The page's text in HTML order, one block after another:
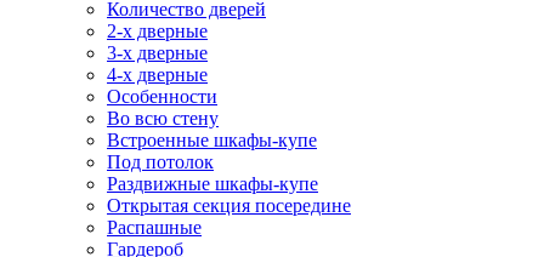
Количество дверей
2-х дверные
3-х дверные
4-х дверные
Особенности
Во всю стену
Встроенные шкафы-купе
Под потолок
Раздвижные шкафы-купе
Открытая секция посередине
Распашные
Гардероб